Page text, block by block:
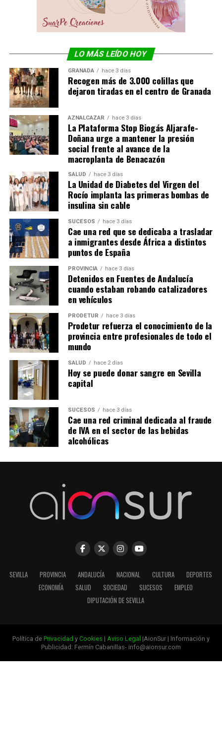
LO MÁS LEÍDO HOY
GRANADA hace 3 días
Recogen más de 3.000 colillas que
dejaron tiradas en el centro de Granada
AZNALCÁZAR hace 3 días
La Plataforma Stop Biogás Aljarafe-
Doñana urge a mantener la presión
social frente al avance de la
macroplanta de Benacazón
SALUD hace 3 días
La Unidad de Diabetes del Virgen del
Rocío implanta las primeras bombas de
insulina sin cable
SUCESOS hace 3 días
Cae una red que se dedicaba a trasladar
a inmigrantes desde África a distintos
puntos de España
PROVINCIA hace 3 días
Detenidos en Fuentes de Andalucía
cuando estaban robando catalizadores
en vehículos
PRODETUR hace 3 días
Prodetur refuerza el conocimiento de la
provincia entre profesionales de todo el
mundo
SALUD hace 2 días
Hoy se puede donar sangre en Sevilla
capital
SUCESOS hace 3 días
Cae una red criminal dedicada al fraude
de IVA en el sector de las bebidas
alcohólicas
SEVILLA PROVINCIA ANDALUCÍA NACIONAL CULTURA
DEPORTES
ECONOMÍA
SALUD SOCIEDAD SUCESOS
EMPLEO
DIPUTACIÓN DE SEVILLA
Política de Privacidad y Cookies | Aviso Legal |AionSur | Información y
Publicidad: Fermín Cabanillas- info@aionsur.com